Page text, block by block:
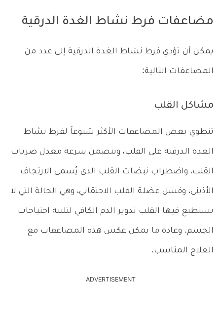
مضاعفات فرط نشاط الغدة الدرقية
يمكن أن تؤدي فرط نشاط الغدة الدرقية إلى عدد من
المضاعفات التالية:
مشاكل القلب
تنطوي بعض المضاعفات الأكثر شيوعاً لفرط نشاط
الغدة الدرقية على القلب، وتتضمن سرعة معدل ضربات
القلب، واضطراب نبضات القلب الذي يُسمى الارتجاف
الأذيني، وفشل عضلة القلب الاحتقاني، وهي الحالة التي لا
يستطيع فيها القلب تدوير الدم الكافي لتلبية احتياجات
الجسم. وعادة ما يمكن عكس هذه المضاعفات مع
العلاج المناسب.
ADVERTISEMENT